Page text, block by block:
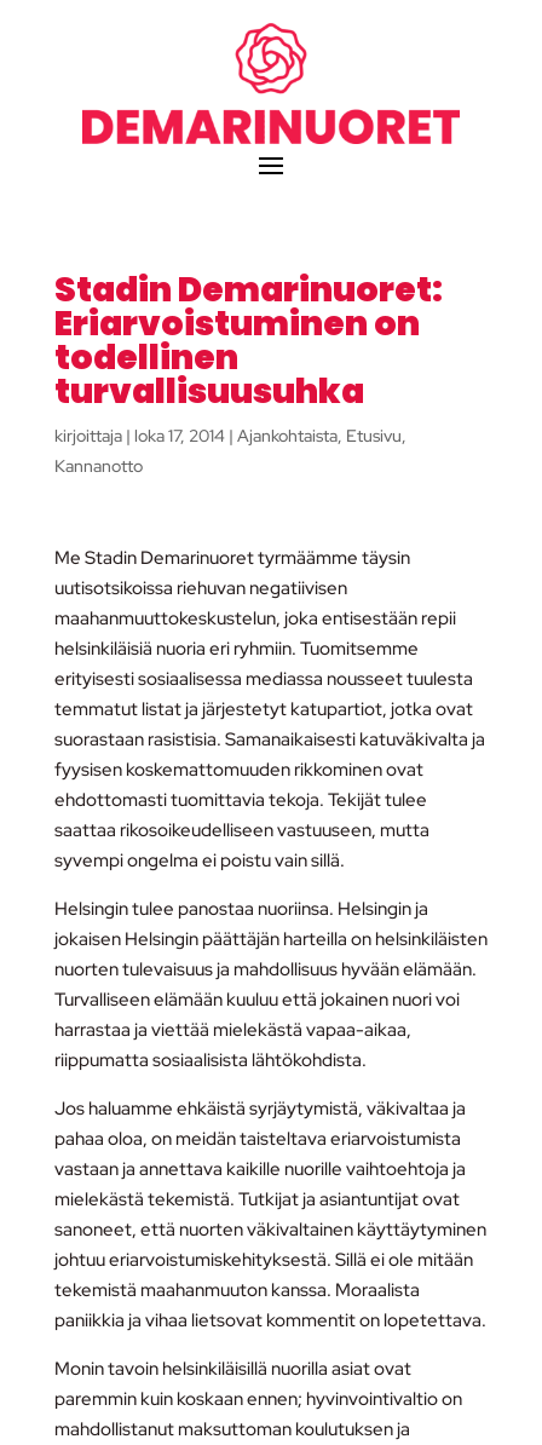
Stadin Demarinuoret:
Eriarvoistuminen on
todellinen
turvallisuusuhka
kirjoittaja | loka 17, 2014| Ajankohtaista, Etusivu,
Kannanotto
Me Stadin Demarinuoret tyrmäämme täysin
uutisotsikoissa riehuvan negatiivisen
maahanmuuttokeskustelun, joka entisestään repii
helsinkiläisiä nuoria eri ryhmiin. Tuomitsemme
erityisesti sosiaalisessa mediassa nousseet tuulesta
temmatut listat ja järjestetyt katupartiot, jotka ovat
suorastaan rasistisia. Samanaikaisesti katuväkivalta ja
fyysisen koskemattomuuden rikkominen ovat
ehdottomasti tuomittavia tekoja. Tekijät tulee
saattaa rikosoikeudelliseen vastuuseen, mutta
syvempi ongelma ei poistu vain sillä.
Helsingin tulee panostaa nuoriinsa. Helsingin ja
jokaisen Helsingin päättäjän harteilla on helsinkiläisten
nuorten tulevaisuus ja mahdollisuus hyvään elämään.
Turvalliseen elämään kuuluu että jokainen nuori voi
harrastaa ja viettää mielekästä vapaa-aikaa,
riippumatta sosiaalisista lähtökohdista.
Jos haluamme ehkäistä syrjäytymistä, väkivaltaa ja
pahaa oloa, on meidän taisteltava eriarvoistumista
vastaan ja annettava kaikille nuorille vaihtoehtoja ja
mielekästä tekemistä. Tutkijat ja asiantuntijat ovat
sanoneet, että nuorten väkivaltainen käyttäytyminen
johtuu eriarvoistumiskehityksestä. Sillä ei ole mitään
tekemistä maahanmuuton kanssa. Moraalista
paniikkia ja vihaa lietsovat kommentit on lopetettava.
Monin tavoin helsinkiläisillä nuorilla asiat ovat
paremmin kuin koskaan ennen; hyvinvointivaltio on
mahdollistanut maksuttoman koulutuksen ja